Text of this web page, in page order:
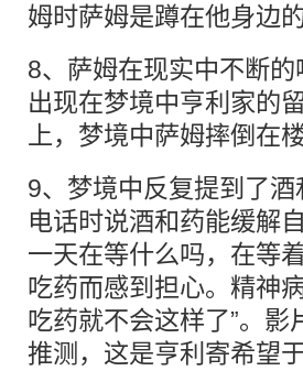
姆时萨姆是蹲在他身
8、萨姆在现实中不断
出现在梦境中亨利家的
上，梦境中萨姆摔倒
9、梦境中反复提到了
电话时说酒和药能缓解
一天在等什么吗，在等
吃药而感到担心。精神
吃药就不会这样了”。
推测，这是亨利寄希望